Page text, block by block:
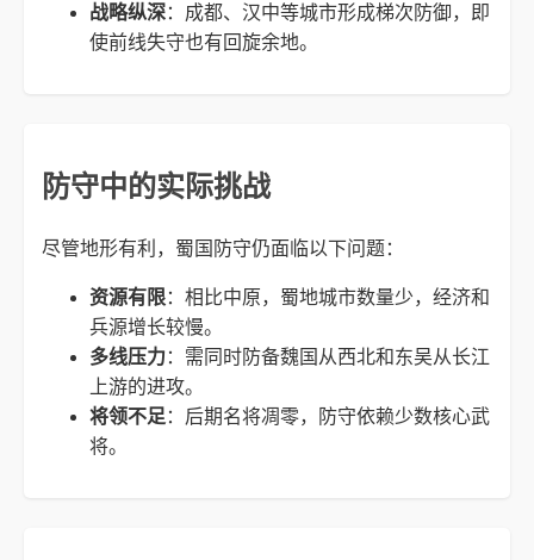
战略纵深：成都、汉中等城市形成梯次防御，即
使前线失守也有回旋余地。
防守中的实际挑战
尽管地形有利，蜀国防守仍面临以下问题：
资源有限：相比中原，蜀地城市数量少，经济和
兵源增长较慢。
多线压力：需同时防备魏国从西北和东吴从长江
上游的进攻。
将领不足 ：后期名将凋零，防守依赖少数核心武
将。